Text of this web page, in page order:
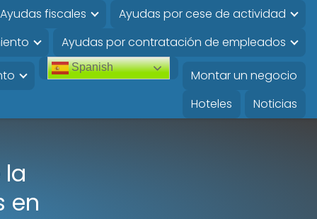
Ayudas fiscales
Ayudas por cese de actividad
Ayudas por contratación de empleados
Spanish
Montar un negocio
Hoteles
Noticias
en